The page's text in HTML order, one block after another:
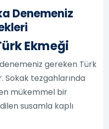
Denemeniz
Ekmeği
gereken Türk
Sokak tezgahlarında
mükemmel bir
susamla kaplı